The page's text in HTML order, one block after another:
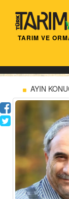
TARIM VE
AYIN